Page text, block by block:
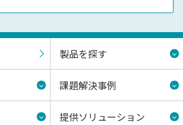
製品を探す
課題解決事例
提供ソリューション